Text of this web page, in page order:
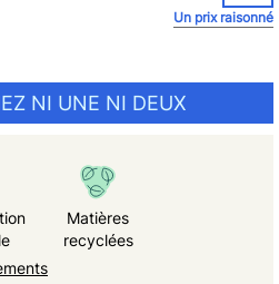
Un prix raisonné
NI UNE NI DEUX
Matières
recyclées